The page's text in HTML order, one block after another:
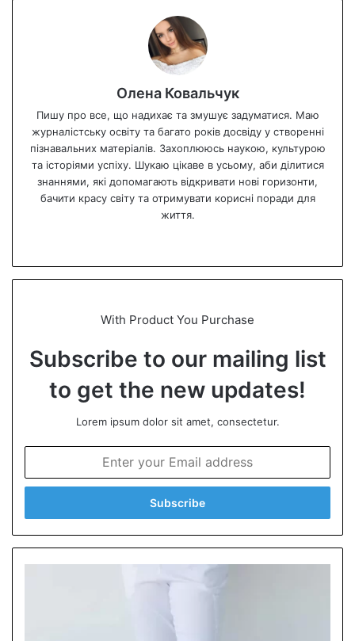
Олена Ковальчук
Пишу про все, що надихає та змушує задуматися. Маю
журналістську освіту та багато років досвіду у створенні
пізнавальних матеріалів. Захоплююсь наукою, культурою
та історіями успіху. Шукаю цікаве в усьому, аби ділитися
знаннями, які допомагають відкривати нові горизонти,
бачити красу світу та отримувати корисні поради для
життя.
te
With Product You Purchase
Subscribe to our mailing list
to get the new updates!
Lorem ipsum dolor sit amet, consectetur.
t
r
y